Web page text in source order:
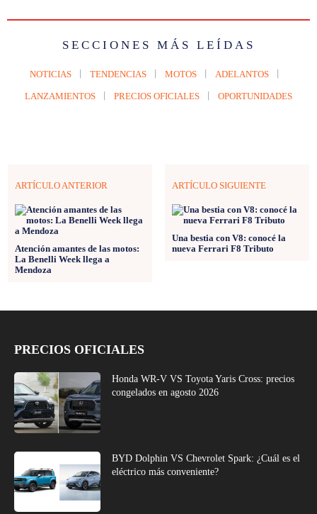
SECCIONES MÁS LEÍDAS
NOTICIAS TENDENCIAS MOTOS ADELANTOS
LANZAMIENTOS PRECIOS OFICIALES OPORTUNIDADES
ARTÍCULO ANTERIOR
Atención amantes de las motos:
La Benelli Week llega a
Mendoza
ARTÍCULO SIGUIENTE
Una bestia con V8: conocé la
nueva Ferrari F8 Tributo
PRECIOS OFICIALES
Honda WR-V VS Toyota Yaris Cross: precios
congelados en agosto 2026
BYD Dolphin VS Chevrolet Spark: ¿Cuál es el
eléctrico más conveniente?